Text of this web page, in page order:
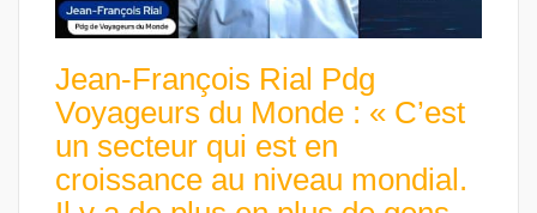
Jean-François Rial Pdg
Voyageurs du Monde : « C’est
un secteur qui est en
croissance au niveau mondial.